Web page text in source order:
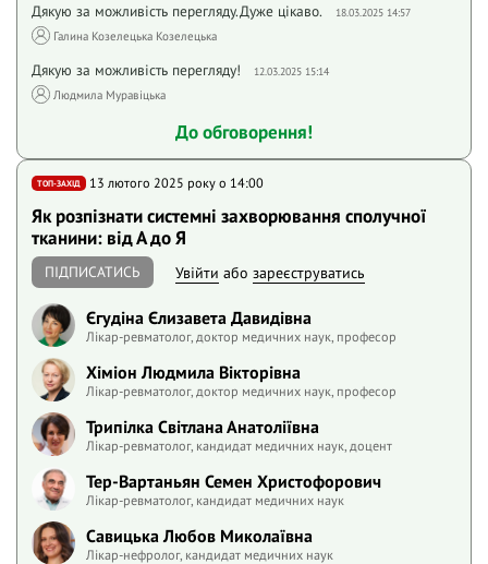
Дякую за можливість перегляду.Дуже цікаво. 18.03.2025 14:57
Галина Козелецька Козелецька
Дякую за можливість перегляду! 12.03.2025 15:14
Людмила Муравіцька
До обговорення!
ТОП-ЗАХІД 13 лютого 2025 року o 14:00
Як розпізнати системні захворювання сполучної
тканини: від А до Я
ПІДПИСАТИСЬ Увійти або зареєструватись
Єгудіна Єлизавета Давидівна
Лікар-ревматолог, доктор медичних наук, професор
Хіміон Людмила Вікторівна
Лікар-ревматолог, доктор медичних наук, професор
Трипілка Світлана Анатоліївна
Лікар-ревматолог, кандидат медичних наук, доцент
Тер-Вартаньян Семен Христофорович
Лікар-ревматолог, кандидат медичних наук
Савицька Любов Миколаївна
Лікар-нефролог, кандидат медичних наук